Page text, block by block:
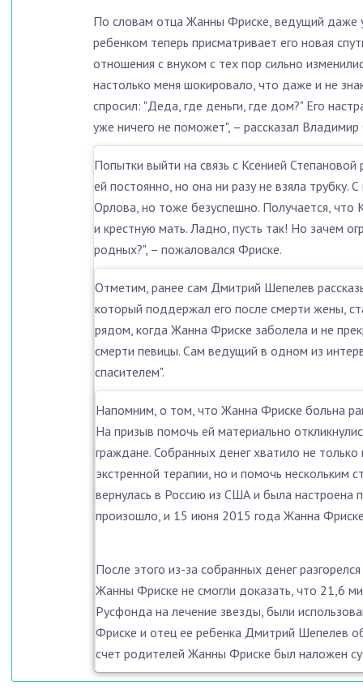
По словам отца Жанны Фриске, ведущий даже
ребенком теперь присматривает его новая
отношения с внуком с тех пор сильно
настолько меня шокировало, что даже и не
спросил: "Деда, где деньги, где дом?" Его
уже ничего не поможет", – рассказал
Попытки выйти на связь с Ксенией Степановой
ей постоянно, но она ни разу не взяла трубку.
Орлова, но тоже безуспешно. Получается, что
и крестную мать. Ладно, пусть так! Но зачем
родных?", – пожаловался Фриске.
Отметим, ранее сам Дмитрий Шепелев
который поддержал его после смерти жены,
рядом, когда Жанна Фриске заболела и не
смерти певицы. Сам ведущий в одном из
спасителем".
Напомним, о том, что Жанна Фриске больна
На призыв помочь ей материально
граждане. Собранных денег хватило не
экстренной терапии, но и помочь
вернулась в Россию из США и была настроена
произошло, и 15 июня 2015 года Жанна Фриске
После этого из-за собранных денег
Жанны Фриске не смогли доказать, что 21,6
Русфонда на лечение звезды, были
Фриске и отец ее ребенка Дмитрий Шепелев
счет родителей Жанны Фриске был наложен